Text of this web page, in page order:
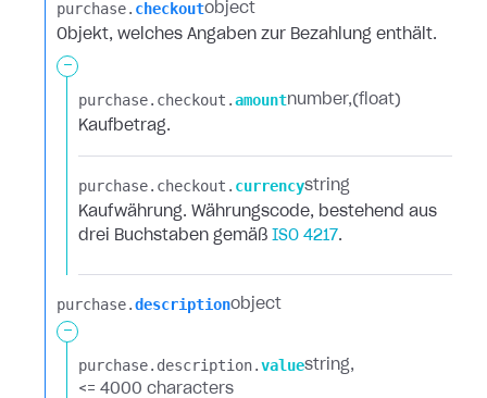
purchase.​ checkoutobject
Objekt, welches Angaben zur Bezahlung enthält.
-
purchase.​ checkout.​amountnumber (float)
Kaufbetrag.
purchase.​ checkout.​ currencystring
Kaufwährung. Währungscode, bestehend aus
drei Buchstaben gemäß ISO 4217.
purchase.​descriptionobject
-
purchase.​ description.​valuestring
<= 4000 characters